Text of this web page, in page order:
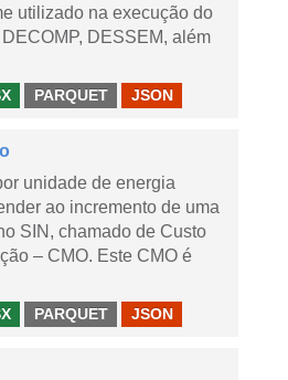
utilizado na execução do
DESSEM, além
PARQUET JSON
unidade de energia
ao incremento de uma
SIN, chamado de Custo
– CMO. Este CMO é
PARQUET JSON